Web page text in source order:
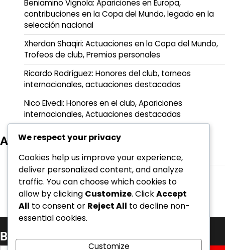
Beniamino Vignola: Apariciones en Europa,
contribuciones en la Copa del Mundo, legado en la
selección nacional
Xherdan Shaqiri: Actuaciones en la Copa del Mundo,
Trofeos de club, Premios personales
Ricardo Rodríguez: Honores del club, torneos
internacionales, actuaciones destacadas
Nico Elvedi: Honores en el club, Apariciones
internacionales, Actuaciones destacadas
Archivo
March 2026
February 2026
Buscar
We respect your privacy
Cookies help us improve your experience,
deliver personalized content, and analyze
traffic. You can choose which cookies to
allow by clicking Customize. ClickAccept
All to consent or Reject All to decline non-
essential cookies.
Customize